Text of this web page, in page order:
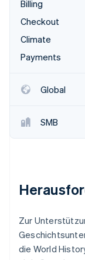
Atlas
CO₂-Entnahme
Online-
Billing
Checkout
Climate
Payments
Global
SMB
Zur
die World